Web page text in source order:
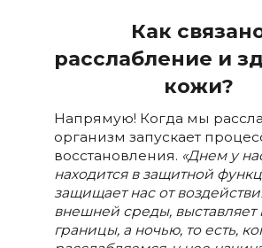
Как
расслабление и
кожи?
Напрямую! Когда мы
организм запускает
восстановления. «Днем у
находится в защитной
защищает нас от
внешней среды,
границы, а ночью, то есть,